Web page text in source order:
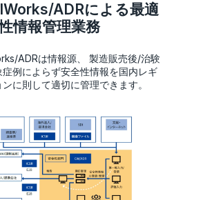
ADRによる最適
情報管理業務
ADRは情報源、 製造販売後/治験
症例によらず安全性情報を国内レギ
に則して適切に管理できます。